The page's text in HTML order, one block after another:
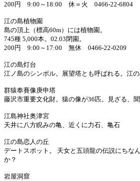
200円 9:00～18:00 休＝火 0466-22-6804
江の島植物園
島の頂上（標高60m）には植物園。
745種 5,000本。02.03閉園。
200円 9:00～17:00 無休 0466-22-0209
江の島灯台
江ノ島のシンボル。展望塔とも呼ばれる。江の
群猿奉賽像庚申塔
藤沢市重要文化財。猿の像が36匹。見ざる、
江島神社奥津宮
天井に八方睨みの亀、近くに力石、亀石
江の島恋人の丘
デートスポット。 天女と五頭龍の伝説にちな
か？
岩屋洞窟